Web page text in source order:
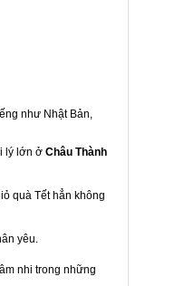
như Nhật Bản,
lý lớn ở Châu Thành
quà Tết hẳn không
yêu.
nhi trong những